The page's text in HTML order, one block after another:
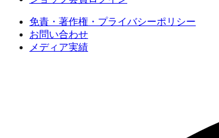
免責・著作権・プライバシーポリシー
お問い合わせ
メディア実績